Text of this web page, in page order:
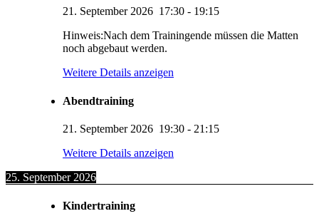
21. September 2026 17:30 - 19:15
Hinweis:Nach dem Trainingende müssen die Matten
noch abgebaut werden.
Weitere Details anzeigen
Abendtraining
21. September 2026 19:30 - 21:15
Weitere Details anzeigen
25. September 2026
Kindertraining